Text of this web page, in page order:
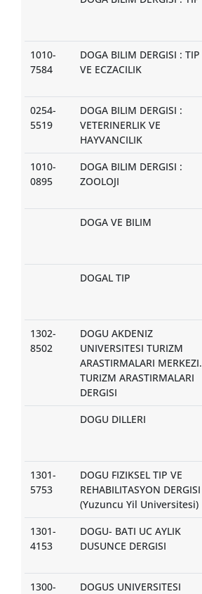
1010-
7584
DOGA BILIM DERGISI : TIP
VE ECZACILIK
0254-
5519
DOGA BILIM DERGISI :
VETERINERLIK VE
HAYVANCILIK
1010-
0895
DOGA BILIM DERGISI :
ZOOLOJI
DOGA VE BILIM
DOGAL TIP
1302-
8502
DOGU AKDENIZ
UNIVERSITESI TURIZM
ARASTIRMALARI MERKEZI.
TURIZM ARASTIRMALARI
DERGISI
DOGU DILLERI
1301-
5753
DOGU FIZIKSEL TIP VE
REHABILITASYON DERGISI
(Yuzuncu Yil Universitesi)
1301-
4153
DOGU- BATI UC AYLIK
DUSUNCE DERGISI
1300-
DOGUS UNIVERSITESI